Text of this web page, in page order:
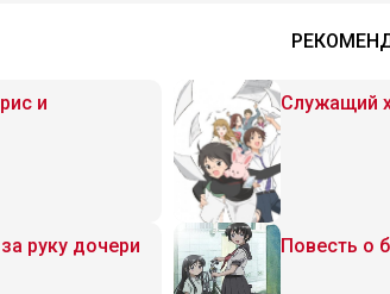
и
Служащий
руку дочери
Повесть о